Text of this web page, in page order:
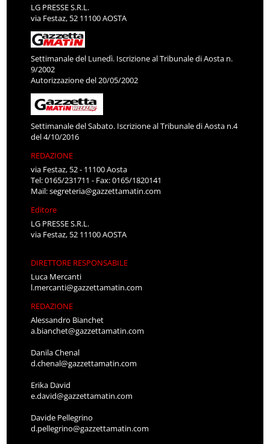
LG PRESSE S.R.L.
via Festaz, 52 11100 AOSTA
Settimanale del Lunedì. Iscrizione al Tribunale di Aosta n.
9/2002
Autorizzazione del 20/05/2002
Settimanale del Sabato. Iscrizione al Tribunale di Aosta n.4
del 4/10/2016
REDAZIONE
via Festaz, 52 - 11100 Aosta
Tel: 0165/231711 - Fax: 0165/1820141
Mail:segreteria@gazzettamatin.com
Editore
LG PRESSE S.R.L.
via Festaz, 52 11100 AOSTA
DIRETTORE RESPONSABILE
Luca Mercanti
l.mercanti@gazzettamatin.com
REDAZIONE
Alessandro Bianchet
a.bianchet@gazzettamatin.com
Danila Chenal
d.chenal@gazzettamatin.com
Erika David
e.david@gazzettamatin.com
Davide Pellegrino
d.pellegrino@gazzettamatin.com